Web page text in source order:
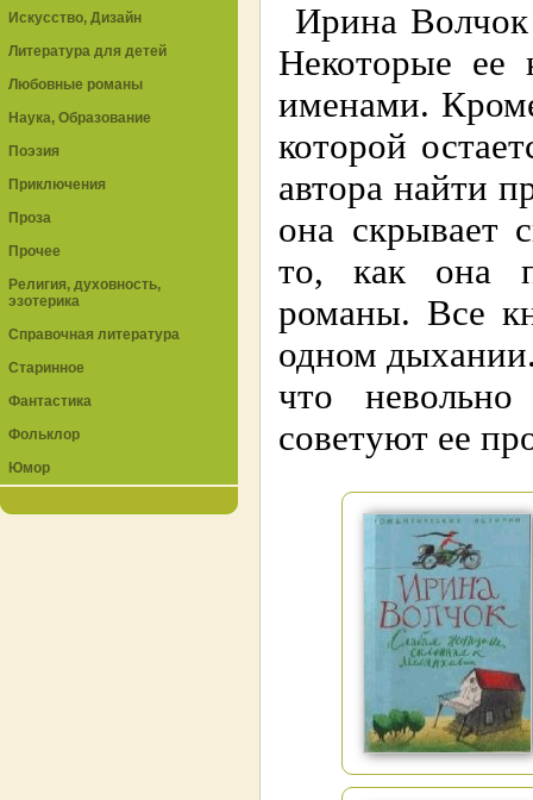
Ирина
Некоторые ее
именами.
которой
автора найти
она скрывает
то, как она
романы. Все
одном
что
советуют ее
Искусство, Дизайн
Литература для детей
Любовные романы
Наука, Образование
Поэзия
Приключения
Проза
Прочее
Религия, духовность,
эзотерика
Справочная литература
Старинное
Фантастика
Фольклор
Юмор